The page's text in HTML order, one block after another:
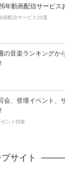
年動画配信サービス
画配信サービス20選
の音楽ランキングか
会、登壇イベント、
ゼント特集
サイト